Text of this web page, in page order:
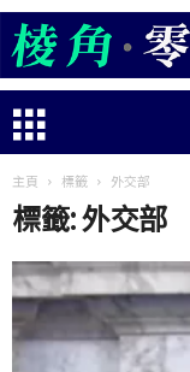
主頁 標籤 外交部
標籤: 外交部